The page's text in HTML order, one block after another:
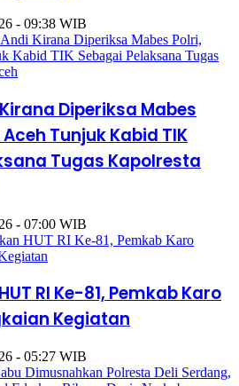
- 09:38 WIB
Diperiksa Mabes
Tunjuk Kabid TIK
Tugas Kapolresta
- 07:00 WIB
RI Ke-81, Pemkab Karo
Kegiatan
- 05:27 WIB